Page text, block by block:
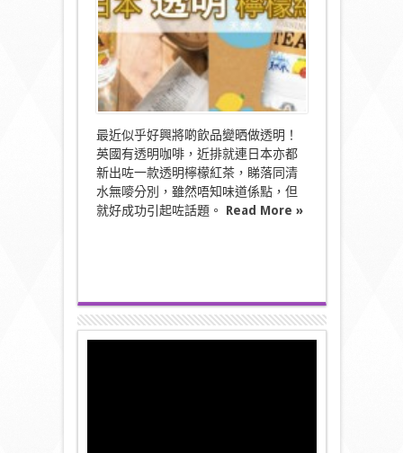
又
有
透
明
檸
檬
紅
茶！〉
中
最近似乎好興將啲飲品變晒做透明！
英國有透明咖啡，近排就連日本亦都
新出咗一款透明檸檬紅茶，睇落同清
水無嘜分別，雖然唔知味道係點，但
就好成功引起咗話題。 Read More »